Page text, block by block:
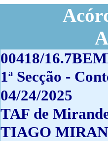
00418/
1ª Secção -
04/24/2025
TAF de
TIAGO